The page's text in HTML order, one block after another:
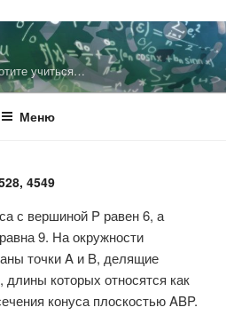
учиться…
Меню
4549
с вершиной P равен 6, а
9. На окружности
точки A и B, делящие
длины которых относятся как
конуса плоскостью ABP.